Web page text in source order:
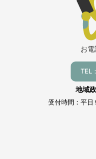
お
TEL
地域
受付時間：平日